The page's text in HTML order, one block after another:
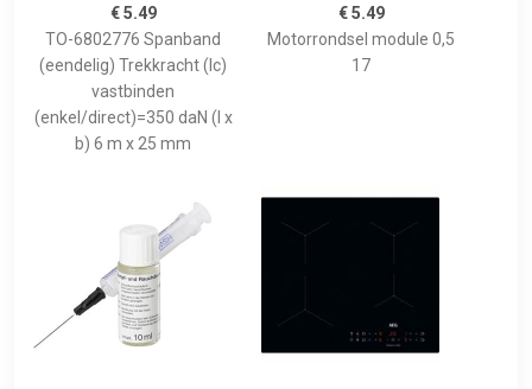
€ 5.49
TO-6802776 Spanband
(eendelig) Trekkracht (lc)
vastbinden
(enkel/direct)=350 daN (l x
b) 6 m x 25 mm
€ 5.49
Motorrondsel module 0,5
17